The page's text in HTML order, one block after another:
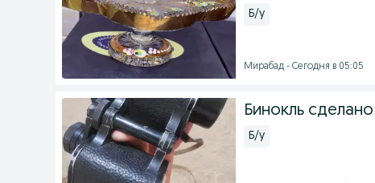
Б/у
Мирабад - Сегодня в 05:05
Бинокль
Б/у